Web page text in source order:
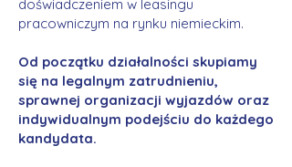
doświadczeniem w leasingu
pracowniczym na rynku niemieckim.
Od początku działalności skupiamy
się na legalnym zatrudnieniu,
sprawnej organizacji wyjazdów oraz
indywidualnym podejściu do każdego
kandydata.